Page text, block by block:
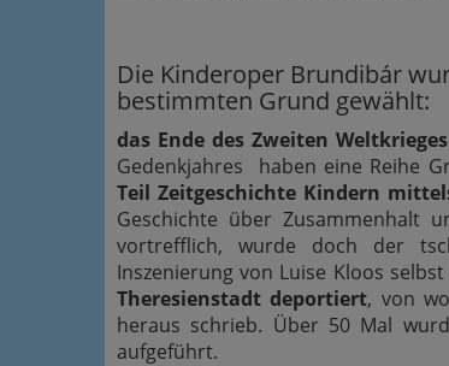
Die Kinderoper Brundibár
bestimmten Grund gewählt:
das Ende des Zweiten
Gedenkjahres haben eine Reihe
Teil Zeitgeschichte Kindern
Geschichte über Zusammenhalt
vortrefflich, wurde doch der
Inszenierung von Luise Kloos
Theresienstadt deportiert, von
heraus schrieb. Über 50 Mal
aufgeführt.